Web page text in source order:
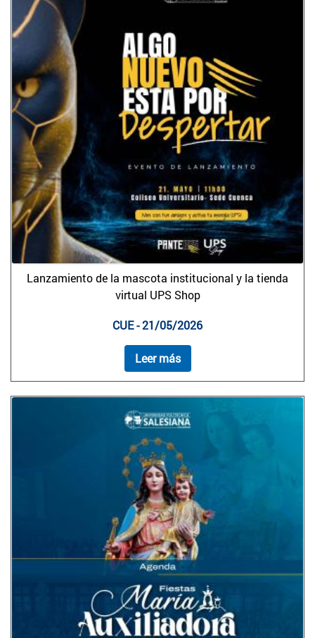
Lanzamiento de la mascota institucional y la tienda
virtual UPS Shop
CUE - 21/05/2026
Leer más